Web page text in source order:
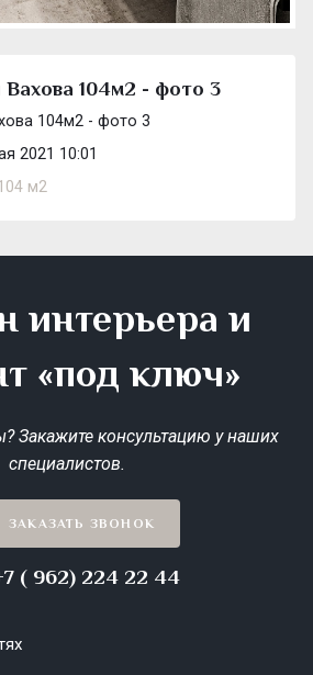
Вахова 104м2 - фото 3
104м2 - фото 3
2021 10:01
м2
интерьера и
«под ключ»
Закажите консультацию у наших
специалистов.
ЗАКАЗАТЬ ЗВОНОК
( 962) 224 22 44